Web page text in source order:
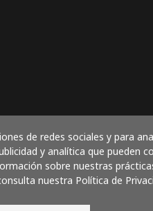
de redes sociales y para
y analítica que pueden
sobre nuestras
nuestra Política de